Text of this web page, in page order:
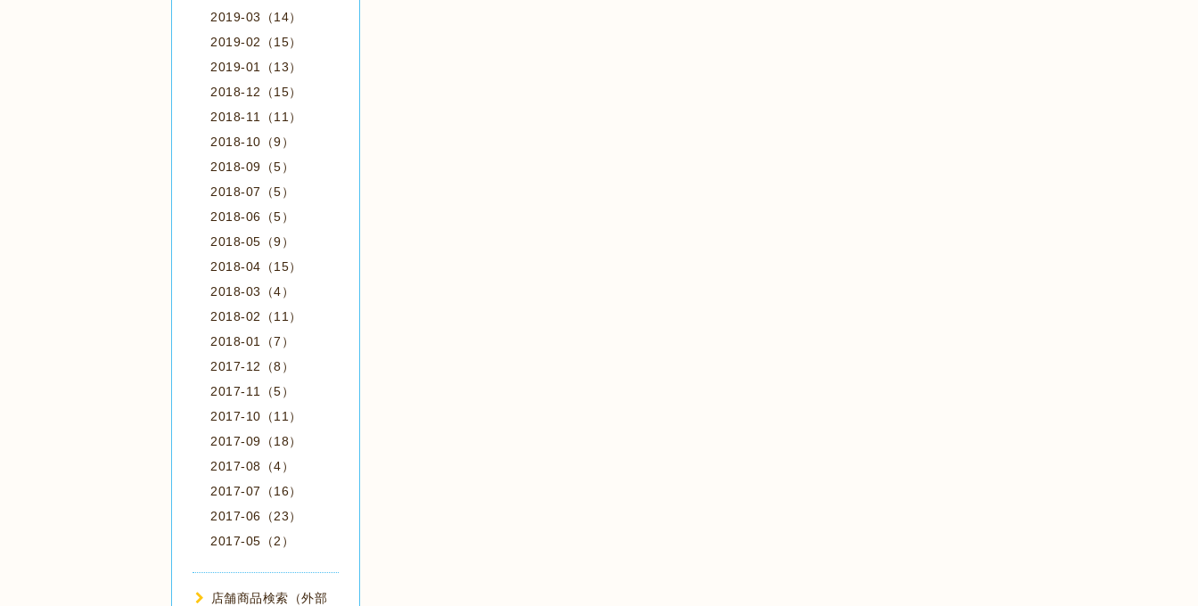
2019-03（14）
2019-02（15）
2019-01（13）
2018-12（15）
2018-11（11）
2018-10（9）
2018-09（5）
2018-07（5）
2018-06（5）
2018-05（9）
2018-04（15）
2018-03（4）
2018-02（11）
2018-01（7）
2017-12（8）
2017-11（5）
2017-10（11）
2017-09（18）
2017-08（4）
2017-07（16）
2017-06（23）
2017-05（2）
店舗商品検索（外部